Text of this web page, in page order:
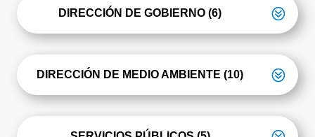
DIRECCIÓN DE GOBIERNO (6)
DIRECCIÓN DE MEDIO AMBIENTE (10)